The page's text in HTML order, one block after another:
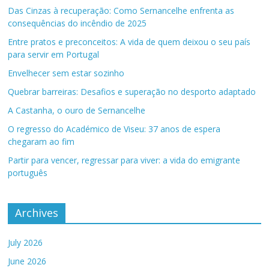
Das Cinzas à recuperação: Como Sernancelhe enfrenta as
consequências do incêndio de 2025
Entre pratos e preconceitos: A vida de quem deixou o seu país
para servir em Portugal
Envelhecer sem estar sozinho
Quebrar barreiras: Desafios e superação no desporto adaptado
A Castanha, o ouro de Sernancelhe
O regresso do Académico de Viseu: 37 anos de espera
chegaram ao fim
Partir para vencer, regressar para viver: a vida do emigrante
português
Archives
July 2026
June 2026